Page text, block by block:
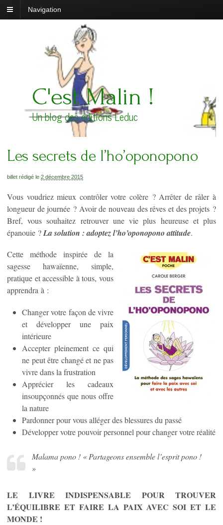
Navigation
C'est Malin !
Un blog des éditions Leduc
Les secrets de l’ho’oponopono
billet rédigé le 2 décembre 2015
Vous voudriez mieux contrôler votre colère ? Arrêter de râler à
longueur de journée ? Avoir de nouveau des rêves et des projets ?
Bref, vous souhaitez retrouver une vie plus heureuse et plus
épanouie ?La solution : adoptez l’ho’oponopono attitude.
Cette méthode inspirée de la
sagesse hawaïenne, simple,
pratique et accessible à tous, vous
apprendra à :
Changer votre façon de vivre
et développer une paix
intérieure
Accepter pleinement ce qui
ne peut être changé et ne pas
vivre dans la frustration
Apprécier les cadeaux
insoupçonnés que nous offre
la nature
Pardonner pour vous alléger des blessures du passé
Développer votre pouvoir personnel pour changer votre réalité
Malama pono ! « Partageons ensemble l’esprit pono !
»
LE LIVRE INDISPENSABLE POUR TROUVER
L’ÉQUILIBRE ET FAIRE LA PAIX AVEC SOI ET LE
MONDE !